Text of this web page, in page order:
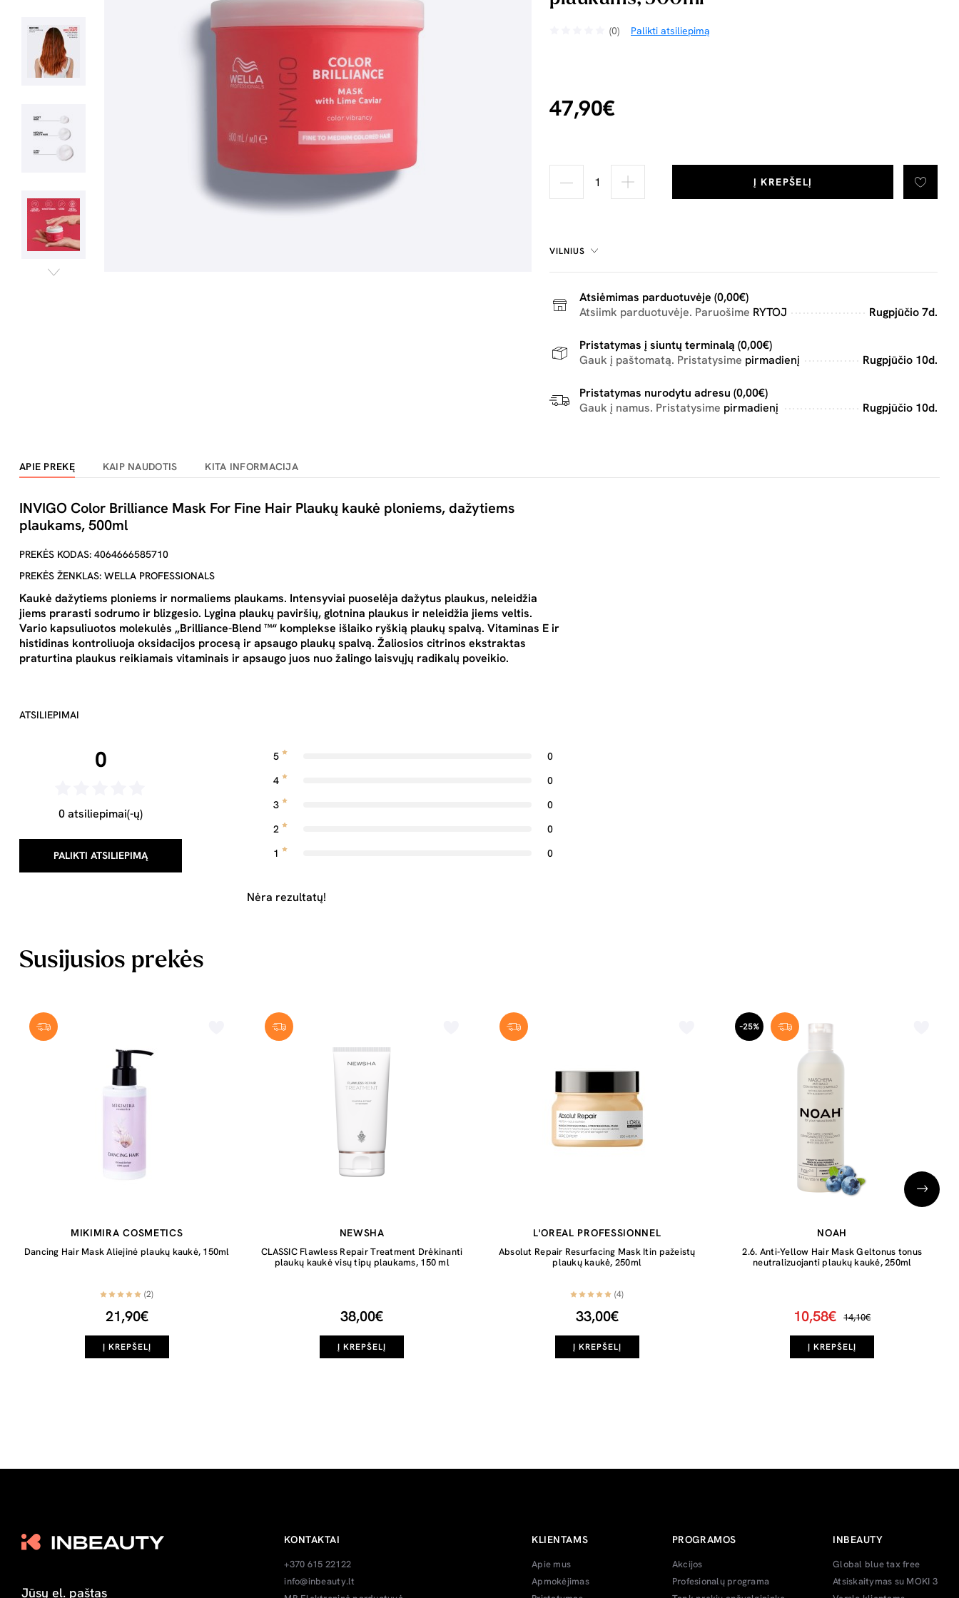
(0) Palikti atsiliepimą
47,90€
Į KREPŠELĮ
VILNIUS
Atsiėmimas parduotuvėje (0,00€)
Atsiimk parduotuvėje. Paruošime RYTOJ Rugpjūčio 7d.
Pristatymas į siuntų terminalą (0,00€)
Gauk į paštomatą. Pristatysime pirmadienį Rugpjūčio 10d.
Pristatymas nurodytu adresu (0,00€)
Gauk į namus. Pristatysime pirmadienį Rugpjūčio 10d.
APIE PREKĘ KAIP NAUDOTIS KITA INFORMACIJA
INVIGO Color Brilliance Mask For Fine Hair Plaukų kaukė ploniems, dažytiems
plaukams, 500ml
PREKĖS KODAS: 4064666585710
PREKĖS ŽENKLAS: WELLA PROFESSIONALS
Kaukė dažytiems ploniems ir normaliems plaukams. Intensyviai puoselėja dažytus plaukus, neleidžia
jiems prarasti sodrumo ir blizgesio. Lygina plaukų paviršių, glotnina plaukus ir neleidžia jiems veltis.
Vario kapsuliuotos molekulės „Brilliance-Blend ™“ komplekse išlaiko ryškią plaukų spalvą. Vitaminas E ir
histidinas kontroliuoja oksidacijos procesą ir apsaugo plaukų spalvą. Žaliosios citrinos ekstraktas
praturtina plaukus reikiamais vitaminais ir apsaugo juos nuo žalingo laisvųjų radikalų poveikio.
ATSILIEPIMAI
0
0 atsiliepimai(-ų)
PALIKTI ATSILIEPIMĄ
5
0
4
0
3
0
2
0
1
0
Nėra rezultatų!
Susijusios prekės
MIKIMIRA COSMETICS
Dancing Hair Mask Aliejinė plaukų kaukė, 150ml
(2)
21,90€
Į KREPŠELĮ
NEWSHA
CLASSIC Flawless Repair Treatment Drėkinanti
plaukų kaukė visų tipų plaukams, 150 ml
38,00€
Į KREPŠELĮ
L'OREAL PROFESSIONNEL
Absolut Repair Resurfacing Mask Itin pažeistų
plaukų kaukė, 250ml
(4)
33,00€
Į KREPŠELĮ
-25%
NOAH
2.6. Anti-Yellow Hair Mask Geltonus tonus
neutralizuojanti plaukų kaukė, 250ml
10,58€ 14,10€
Į KREPŠELĮ
KONTAKTAI
+370 615 22122
info@inbeauty.lt
KLIENTAMS
Apie mus
Apmokėjimas
PROGRAMOS
Akcijos
Profesionalų programa
INBEAUTY
Global blue tax free
Atsiskaitymas su MOKI 3